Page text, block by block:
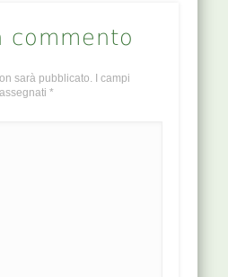
commento
sarà pubblicato. I campi
*